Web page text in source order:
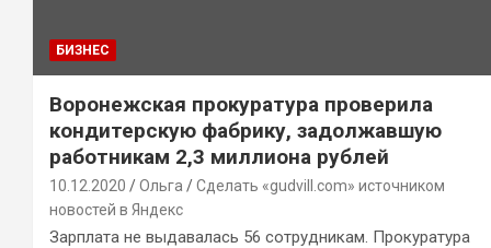
БИЗНЕС
Воронежская прокуратура проверила
кондитерскую фабрику, задолжавшую
работникам 2,3 миллиона рублей
10.12.2020 Ольга
Сделать «gudvill.com» источником
новостей в Яндекс
Зарплата не выдавалась 56 сотрудникам. Прокуратура